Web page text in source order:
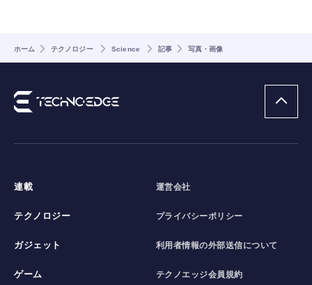
ホーム テクノロジー Science 記事 写真・画像
連載
テクノロジー
ガジェット
ゲーム
運営会社
プライバシーポリシー
利用者情報の外部送信について
テクノエッジ会員規約